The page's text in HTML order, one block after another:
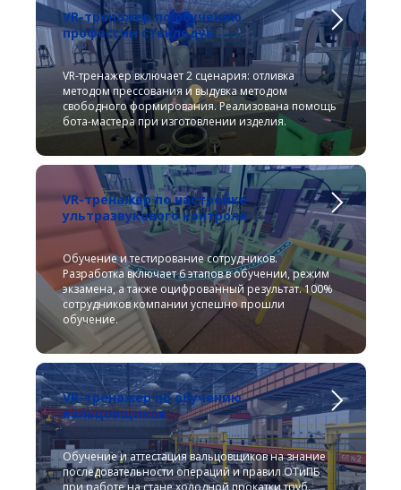
VR-тренажер по обучению
профессии стеклодув
VR-тренажер включает 2 сценария: отливка
методом прессования и выдувка методом
свободного формирования. Реализована помощь
бота-мастера при изготовлении изделия.
VR-тренажер по настройке
ультразвукового контроля
Обучение и тестирование сотрудников.
Разработка включает 6 этапов в обучении, режим
экзамена, а также оцифрованный результат. 100%
сотрудников компании успешно прошли
обучение.
VR-тренажер по обучению
вальцовщиков
Обучение и аттестация вальцовщиков на знание
последовательности операций и правил ОТиПБ